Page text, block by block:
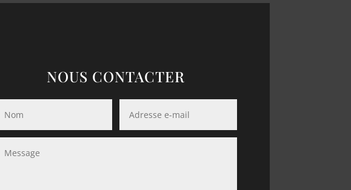
NOUS CONTACTER